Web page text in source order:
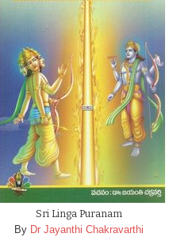
Sri Linga Puranam
By Dr Jayanthi Chakravarthi